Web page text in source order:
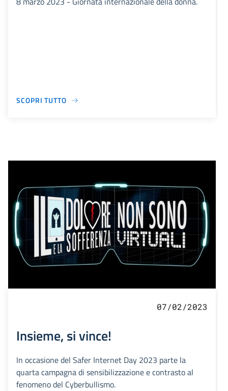
SCOPRI TUTTO
07/02/2023
Insieme, si vince!
In occasione del Safer Internet Day 2023 parte la
quarta campagna di sensibilizzazione e contrasto al
fenomeno del Cyberbullismo.